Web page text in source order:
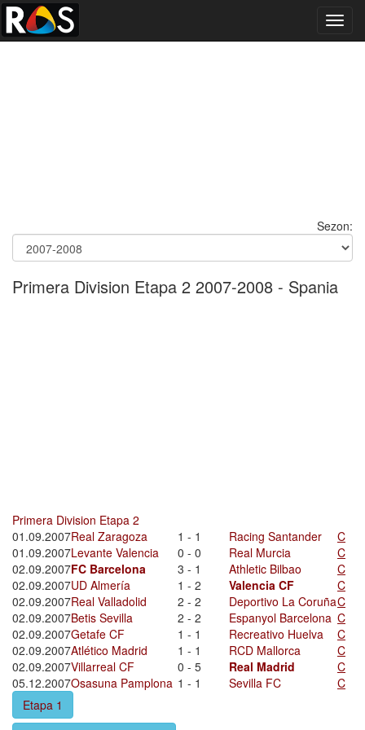
Sezon:
Primera Division Etapa 2 2007-2008 - Spania
Primera Division Etapa 2
01.09.2007Real Zaragoza 1 - 1 Racing Santander
C
01.09.2007Levante Valencia 0 - 0 Real Murcia
C
02.09.2007FC Barcelona 3 - 1 Athletic Bilbao
C
02.09.2007UD Almería 1 - 2 Valencia CF
C
02.09.2007Real Valladolid 2 - 2 Deportivo La CoruñaC
02.09.2007Betis Sevilla 2 - 2 Espanyol Barcelona C
02.09.2007Getafe CF 1 - 1 Recreativo Huelva
C
02.09.2007Atlético Madrid 1 - 1 RCD Mallorca
C
02.09.2007Villarreal CF 0 - 5 Real Madrid
C
05.12.2007Osasuna Pamplona 1 - 1 Sevilla FC
C
Etapa 1